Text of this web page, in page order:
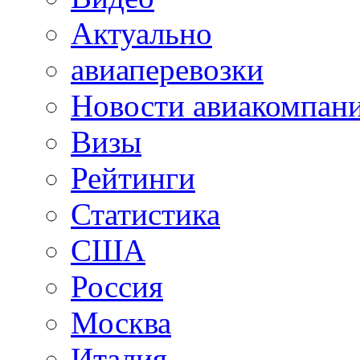
Актуально
авиаперевозки
Новости
Визы
Рейтинги
Статистика
США
Россия
Москва